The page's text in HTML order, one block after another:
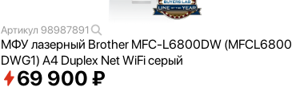
Артикул98987891
МФУ лазерный Brother MFC-L6800DW (MFCL6800
DWG1) A4 Duplex Net WiFi серый
69 900 ₽